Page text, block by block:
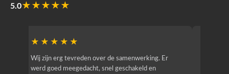
5.0★★★★★
★★★★★
Wij zijn erg tevreden over de samenwerking. Er
werd goed meegedacht, snel geschakeld en